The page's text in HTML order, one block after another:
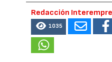
Redacción
1035